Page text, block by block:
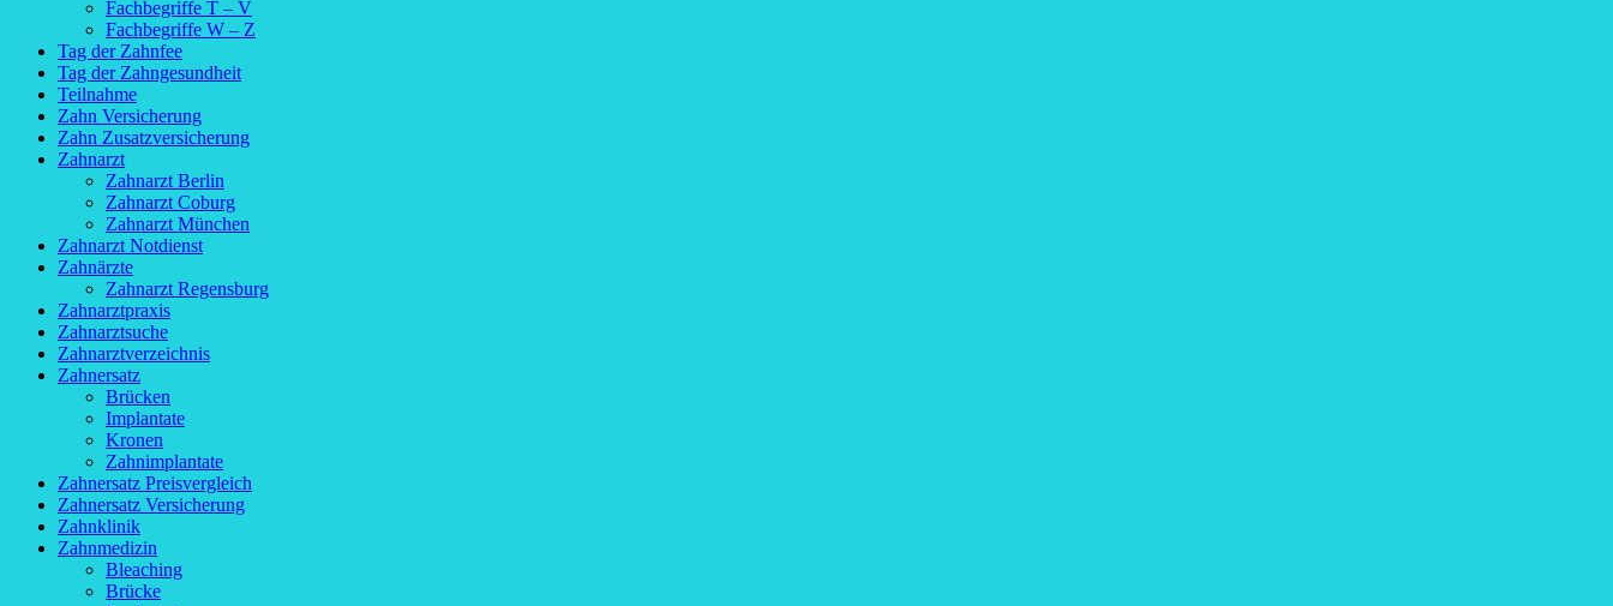
Fachbegriffe T – V
Fachbegriffe W – Z
Tag der Zahnfee
Tag der Zahngesundheit
Teilnahme
Zahn Versicherung
Zahn Zusatzversicherung
Zahnarzt
Zahnarzt Berlin
Zahnarzt Coburg
Zahnarzt München
Zahnarzt Notdienst
Zahnärzte
Zahnarzt Regensburg
Zahnarztpraxis
Zahnarztsuche
Zahnarztverzeichnis
Zahnersatz
Brücken
Implantate
Kronen
Zahnimplantate
Zahnersatz Preisvergleich
Zahnersatz Versicherung
Zahnklinik
Zahnmedizin
Bleaching
Brücke